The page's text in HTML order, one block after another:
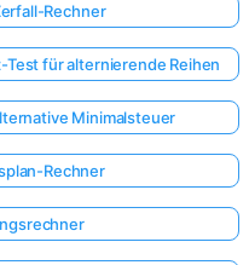
Rechner
für alternierende Reihen
Minimalsteuer
Rechner